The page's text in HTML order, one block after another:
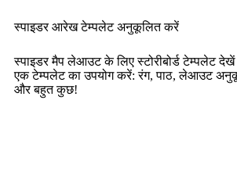
स्पाइडर आरेख टेम्पलेट अनुकूलित करें
स्पाइडर मैप लेआउट के लिए स्टोरीबोर्ड टेम्पलेट
एक टेम्पलेट का उपयोग करें: रंग, पाठ, लेआउट
और बहुत कुछ!